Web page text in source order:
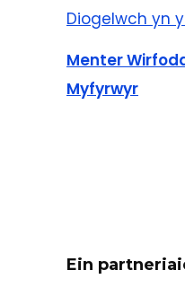
Diogelwch yn
Menter
Myfyrwyr
Ein